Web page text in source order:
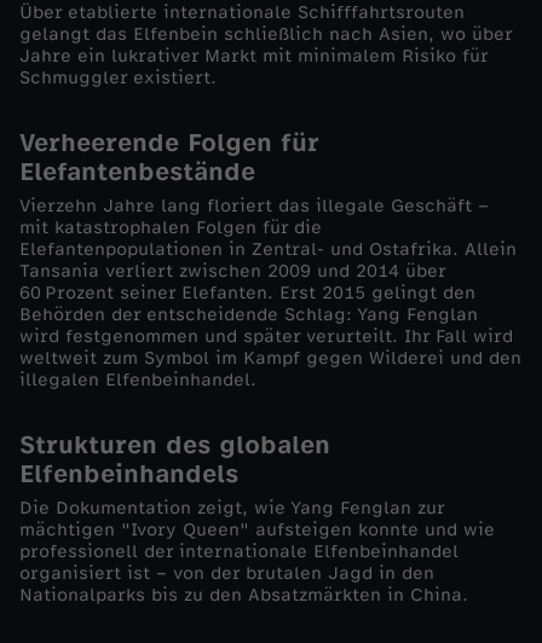
i
i
n
–
J
a
g
d
a
Über etablierte internationale Schifffahrtsrouten
gelangt das Elfenbein schließlich nach Asien, wo über
Jahre ein lukrativer Markt mit minimalem Risiko für
Schmuggler existiert.
Verheerende Folgen für
Elefantenbestände
Vierzehn Jahre lang floriert das illegale Geschäft –
mit katastrophalen Folgen für die
Elefantenpopulationen in Zentral- und Ostafrika. Allein
Tansania verliert zwischen 2009 und 2014 über
60 Prozent seiner Elefanten. Erst 2015 gelingt den
Behörden der entscheidende Schlag: Yang Fenglan
wird festgenommen und später verurteilt. Ihr Fall wird
weltweit zum Symbol im Kampf gegen Wilderei und den
illegalen Elfenbeinhandel.
Strukturen des globalen
Elfenbeinhandels
Die Dokumentation zeigt, wie Yang Fenglan zur
mächtigen "Ivory Queen" aufsteigen konnte und wie
professionell der internationale Elfenbeinhandel
organisiert ist – von der brutalen Jagd in den
Nationalparks bis zu den Absatzmärkten in China.